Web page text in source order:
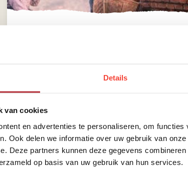
Details
van cookies
en advertenties te personaliseren, om
Ook delen we informatie over uw gebruik van
Deze partners kunnen deze gegevens
op basis van uw gebruik van hun services.